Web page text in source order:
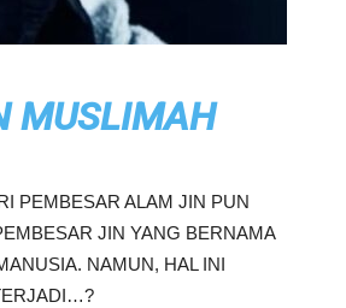
MUSLIMAH
PEMBESAR ALAM JIN PUN
JIN YANG BERNAMA
NAMUN, HAL INI